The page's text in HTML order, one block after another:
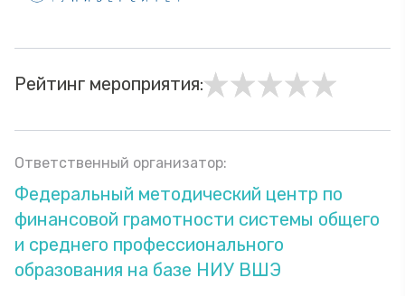
Рейтинг мероприятия:
Ответственный организатор:
Федеральный методический центр по
финансовой грамотности системы общего
и среднего профессионального
образования на базе НИУ ВШЭ